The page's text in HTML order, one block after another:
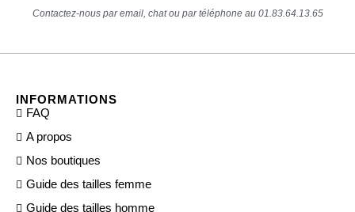
Contactez-nous par email, chat ou par téléphone au 01.83.64.13.65
INFORMATIONS
FAQ
A propos
Nos boutiques
Guide des tailles femme
Guide des tailles homme